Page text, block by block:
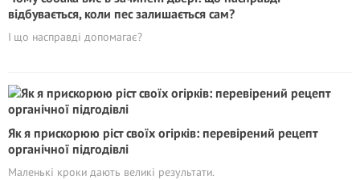
відбувається, коли пес залишається сам?
І що насправді допомагає?
Як я прискорюю ріст своїх огірків: перевірений рецепт
органічної підгодівлі
Маленькі кроки дають великі результати.